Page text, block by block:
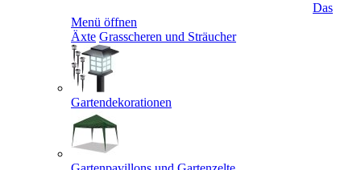
Das
Menü öffnen
Äxte Grasscheren und Sträucher
Gartendekorationen